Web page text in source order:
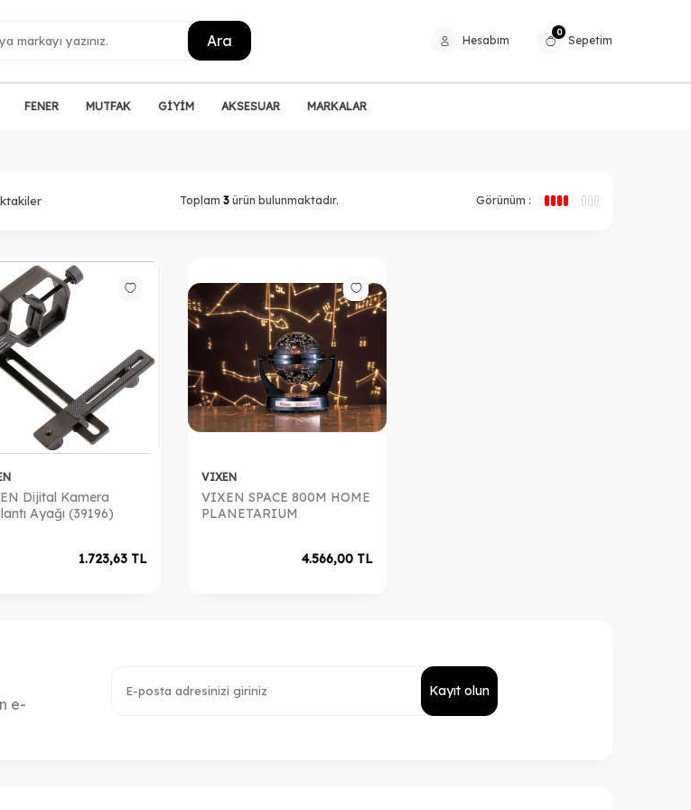
Ara Hesabım
0
Sepetim
FENER MUTFAK GİYİM AKSESUAR MARKALAR
Toplam 3ürün bulunmaktadır. Görünüm :
Dijital Kamera
Ayağı (39196)
1.723,63 TL
VIXEN
VIXEN SPACE 800M HOME
PLANETARIUM
4.566,00 TL
e-
Kayıt olun